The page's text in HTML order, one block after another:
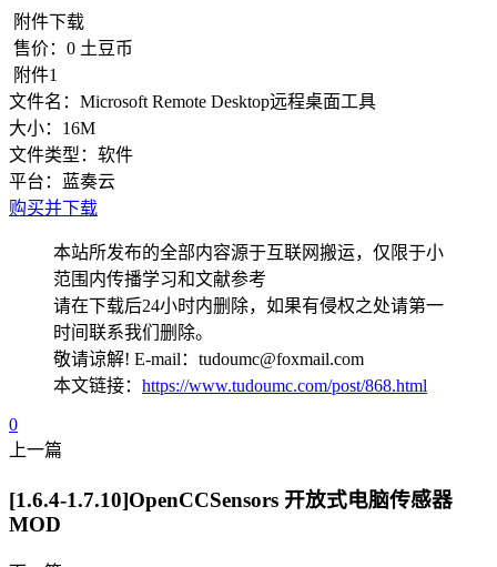
附件下载
售价： 0 土豆币
附件1
文件名： Microsoft Remote Desktop远程桌面工具
大小： 16M
文件类型： 软件
平台：
蓝奏云
购买并下载
本站所发布的全部内容源于互联网搬运，仅限于小
范围内传播学习和文献参考
请在下载后24小时内删除，如果有侵权之处请第一
时间联系我们删除。
敬请谅解! E-mail：tudoumc@foxmail.com
本文链接： https://www.tudoumc.com/post/868.html
0
上一篇
[1.6.4-1.7.10]OpenCCSensors 开放式电脑传感器
MOD